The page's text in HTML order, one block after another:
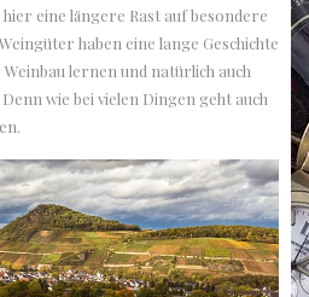
eine längere Rast auf besondere
haben eine lange Geschichte
lernen und natürlich auch
wie bei vielen Dingen geht auch